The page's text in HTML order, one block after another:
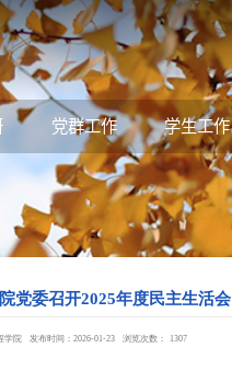
党群工作 学生工作
党委召开2025年度民主生活会
学院 发布时间：2026-01-23 浏览次数： 1307